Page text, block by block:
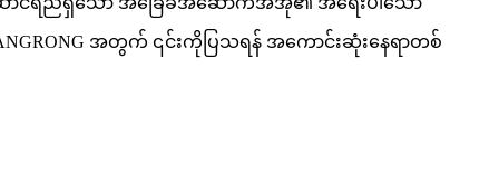
အတွက် ၎င်းကိုပြသရန် အကောင်းဆုံးနေရာတစ်